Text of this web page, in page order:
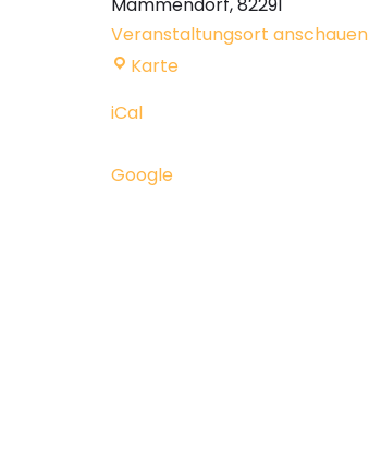
Veranstaltungsort anschauen
Karte
iCal
Google